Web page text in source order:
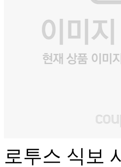
로투스 식보